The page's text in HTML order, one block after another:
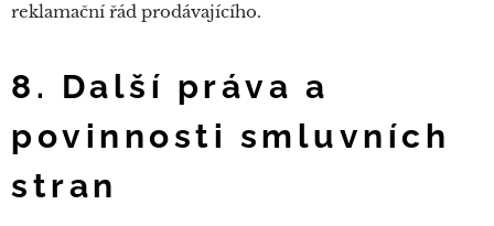
reklamační řád prodávajícího.
8. Další práva a
povinnosti smluvních
stran